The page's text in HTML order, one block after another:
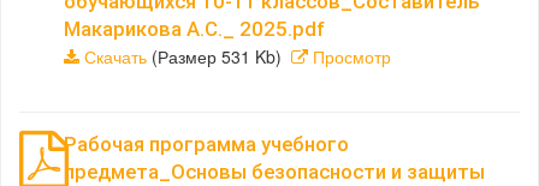
Макарикова А.С._ 2025.pdf
Скачать (Размер 531 Kb) Просмотр
Рабочая программа учебного
предмета_Основы безопасности и защиты